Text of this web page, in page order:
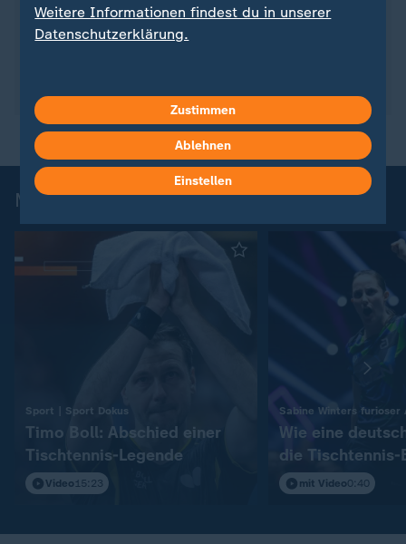
Über dieses Thema berichtet das ZDF im "heute
Journal" am 07.05.2026 ab 21:45 Uhr. Über dieses
Uhr.
Mehr Tischtennis
Sport | Sport Dokus
Timo Boll: Abschied einer
Tischtennis-Legende
Video 15:23
Sabine Winters furioser
Wie eine
die Tischtennis-
aufmischt
mit Video0:40
Weitere Informationen findest du in unserer
Datenschutzerklärung.
Zustimmen
Ablehnen
Einstellen